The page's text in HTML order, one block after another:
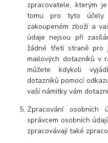
zpracovatele, kterým
tomu pro tyto účely
zakoupeném zboží a
údaje nejsou při
žádné třetí straně pro
mailových dotazníků v
můžete kdykoli
dotazníků pomocí
vaší námitky vám
Zpracování
správcem osobních
zpracovávají také